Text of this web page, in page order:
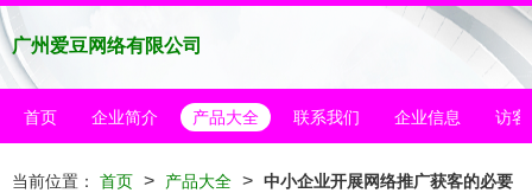
广州爱豆网络有限公司
首页 企业简介 产品大全 联系我们 企业信息 访客
当前位置： 首页 > 产品大全 > 中小企业开展网络推广获客的必要